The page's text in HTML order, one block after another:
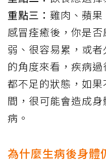
重點三： 雞肉、蘋果
感冒痊癒後，你是
弱、很容易累，或
的角度來看，疾病
都不足的狀態，如
間，很可能會造成
病。
為什麼生病後身體